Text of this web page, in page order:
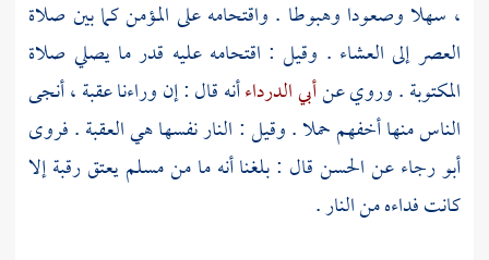
، سهلا وصعودا وهبوطا . واقتحامه على المؤمن كما بين صلاة
العصر إلى العشاء . وقيل : اقتحامه عليه قدر ما يصلي صلاة
المكتوبة . وروي عنأبي الدرداءأنه قال : إن وراءنا عقبة ، أنجى
الناس منها أخفهم حملا . وقيل : النار نفسها هي العقبة . فروى
أبو رجاءعنالحسنقال : بلغنا أنه ما من مسلم يعتق رقبة إلا
كانت فداءه من النار .